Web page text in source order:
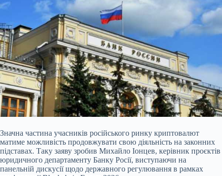
Значна частина учасників російського ринку криптовалют
матиме можливість продовжувати свою діяльність на законних
підставах. Таку заяву зробив Михайло Іонцев, керівник проєктів
юридичного департаменту Банку Росії, виступаючи на
панельній дискусії щодо державного регулювання в рамках